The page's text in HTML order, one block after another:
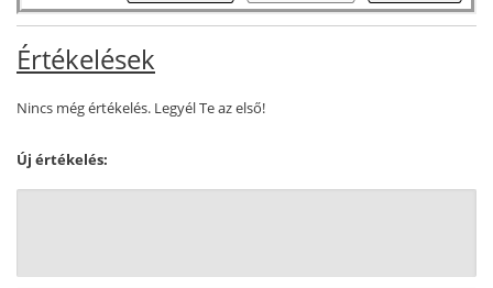
Értékelések
Nincs még értékelés. Legyél Te az első!
Új értékelés: